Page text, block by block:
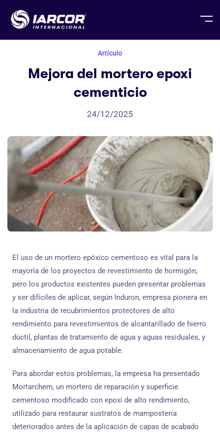
Artículo
Mejora del mortero epoxi
cementicio
24/12/2025
El uso de un mortero epóxico cementoso es vital para la
mayoría de los proyectos de revestimiento de hormigón,
pero los productos existentes pueden presentar problemas
y ser difíciles de aplicar, según Induron, empresa pionera en
la industria de recubrimientos protectores de alto
rendimiento para revestimientos de alcantarillado de hierro
dúctil, plantas de tratamiento de agua y aguas residuales, y
almacenamiento de agua potable.
Para abordar estos problemas, la empresa ha presentado
Mortarchem, un mortero de reparación y superficie
cementoso modificado con epoxi de alto rendimiento,
utilizado para restaurar sustratos de mampostería
deteriorados antes de la aplicación de capas de acabado